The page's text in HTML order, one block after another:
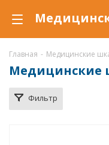
Главная - Медицинские
Медицинские
Фильтр